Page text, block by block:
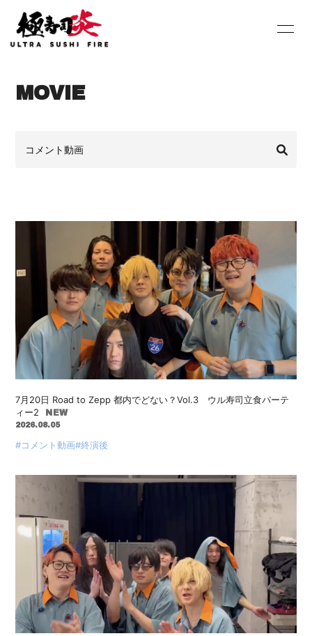
SCHEDULE
Q&A
会員登録 ログイン
MOVIE
7月20日 Road to Zepp 都内でどない？Vol.3 ウル寿司立食パーテ
ィー2
2026.08.05
#コメント動画#終演後